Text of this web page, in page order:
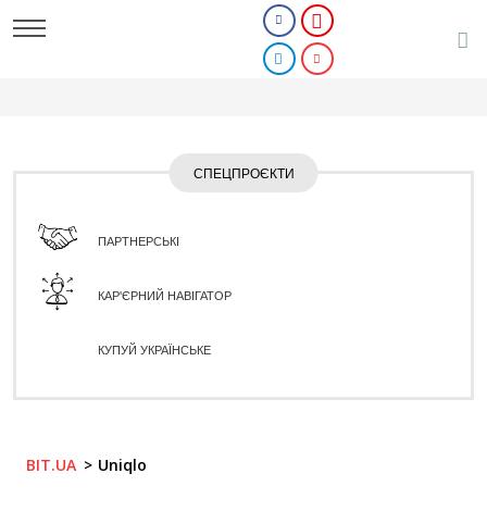
СПЕЦПРОЄКТИ
ПАРТНЕРСЬКІ
КАР'ЄРНИЙ НАВІГАТОР
КУПУЙ УКРАЇНСЬКЕ
BIT.UA Uniqlo